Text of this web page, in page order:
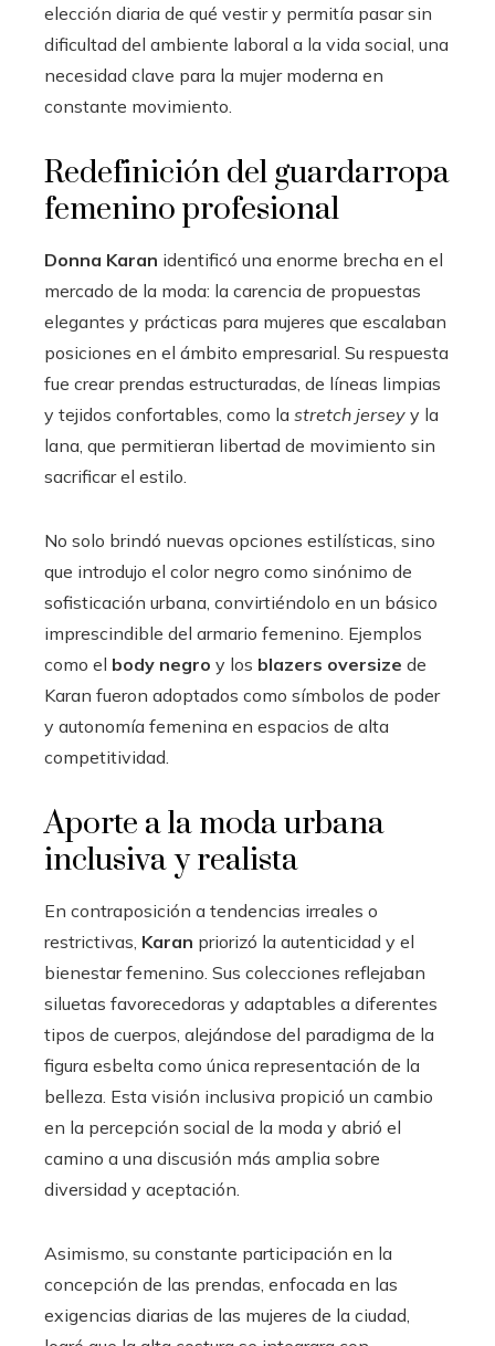
elección diaria de qué vestir y permitía pasar sin
dificultad del ambiente laboral a la vida social, una
necesidad clave para la mujer moderna en
constante movimiento.
Redefinición del guardarropa
femenino profesional
Donna Karan identificó una enorme brecha en el
mercado de la moda: la carencia de propuestas
elegantes y prácticas para mujeres que escalaban
posiciones en el ámbito empresarial. Su respuesta
fue crear prendas estructuradas, de líneas limpias
y tejidos confortables, como la stretch jersey y la
lana, que permitieran libertad de movimiento sin
sacrificar el estilo.
No solo brindó nuevas opciones estilísticas, sino
que introdujo el color negro como sinónimo de
sofisticación urbana, convirtiéndolo en un básico
imprescindible del armario femenino. Ejemplos
como el body negro y los blazers oversize de
Karan fueron adoptados como símbolos de poder
y autonomía femenina en espacios de alta
competitividad.
Aporte a la moda urbana
inclusiva y realista
En contraposición a tendencias irreales o
restrictivas, Karan priorizó la autenticidad y el
bienestar femenino. Sus colecciones reflejaban
siluetas favorecedoras y adaptables a diferentes
tipos de cuerpos, alejándose del paradigma de la
figura esbelta como única representación de la
belleza. Esta visión inclusiva propició un cambio
en la percepción social de la moda y abrió el
camino a una discusión más amplia sobre
diversidad y aceptación.
Asimismo, su constante participación en la
concepción de las prendas, enfocada en las
exigencias diarias de las mujeres de la ciudad,